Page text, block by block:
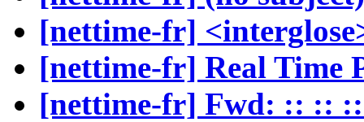
[nettime-fr]
[nettime-fr] Real Time
[nettime-fr] Fwd: :: ::